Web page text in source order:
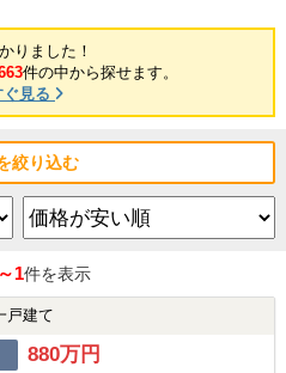
りました！
件の中から探せます。
見る
絞り込む
1件を表示
戸建て
880万円